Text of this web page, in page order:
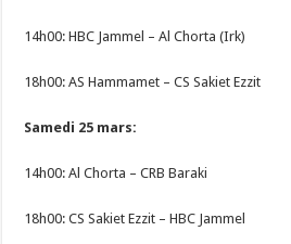
14h00: HBC Jammel – Al Chorta (Irk)
18h00: AS Hammamet – CS Sakiet Ezzit
Samedi 25 mars:
14h00: Al Chorta – CRB Baraki
18h00: CS Sakiet Ezzit – HBC Jammel